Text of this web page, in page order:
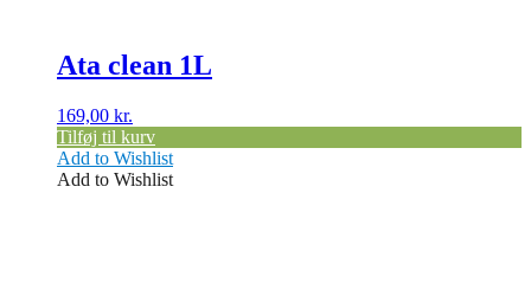
Ata clean 1L
169,00 kr.
Tilføj til kurv
Add to Wishlist
Add to Wishlist